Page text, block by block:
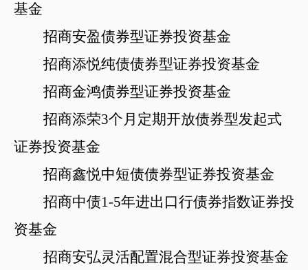
基金
招商安盈债券型证券投资基金
招商添悦纯债债券型证券投资基金
招商金鸿债券型证券投资基金
招商添荣3个月定期开放债券型发起式
证券投资基金
招商鑫悦中短债债券型证券投资基金
招商中债1-5年进出口行债券指数证券投
资基金
招商安弘灵活配置混合型证券投资基金